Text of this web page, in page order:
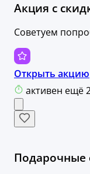
Акция с
Советуем
Открыть акцию
активен ещё
Подарочные